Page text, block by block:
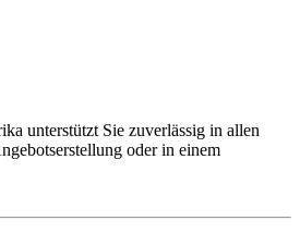
unterstützt Sie zuverlässig in allen
oder in einem